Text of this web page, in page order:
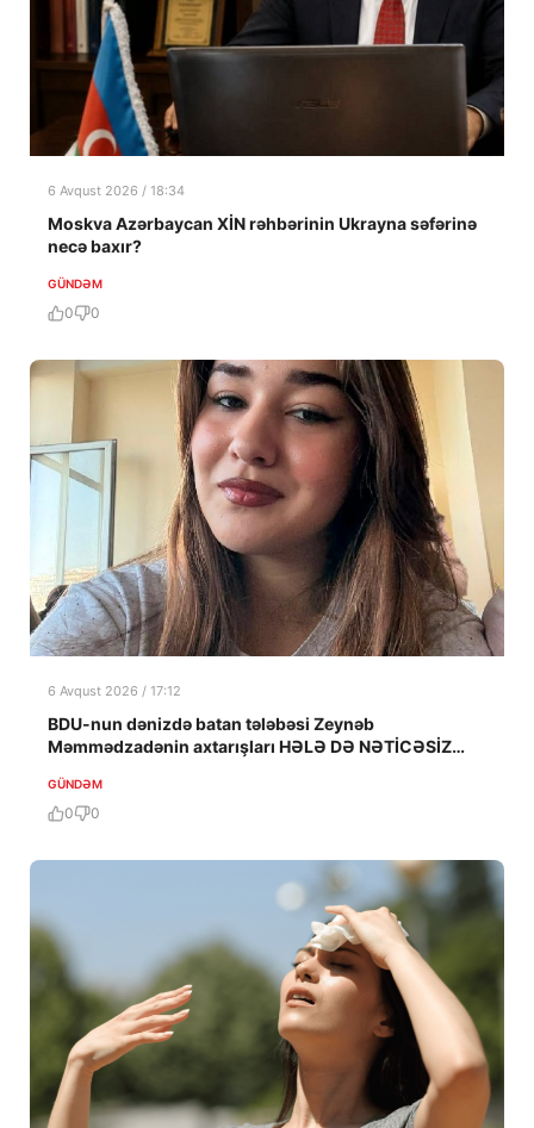
6 Avqust 2026 / 18:34
Moskva Azərbaycan XİN rəhbərinin Ukrayna səfərinə
necə baxır?
GÜNDƏM
0 0
6 Avqust 2026 / 17:12
BDU-nun dənizdə batan tələbəsi Zeynəb
Məmmədzadənin axtarışları HƏLƏ DƏ NƏTİCƏSİZ
GÜNDƏM
0 0